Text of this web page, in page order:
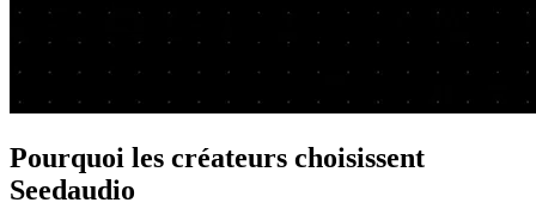
Pourquoi les créateurs choisissent
Seedaudio